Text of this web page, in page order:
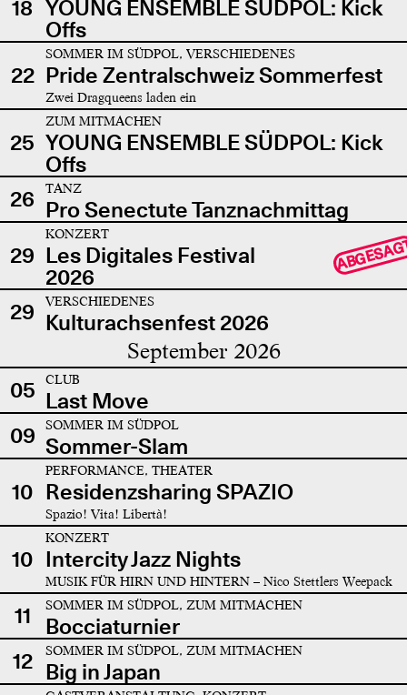
18 YOUNG ENSEMBLE SÜDPOL: Kick
Offs
22
SOMMER IM SÜDPOL, VERSCHIEDENES
Pride Zentralschweiz Sommerfest
Zwei Dragqueens laden ein
25
ZUM MITMACHEN
YOUNG ENSEMBLE SÜDPOL: Kick
Offs
26
TANZ
Pro Senectute Tanznachmittag
29
KONZERT
Les Digitales Festival
2026
29 VERSCHIEDENES
Kulturachsenfest 2026
September 2026
05 CLUB
Last Move
09
SOMMER IM SÜDPOL
Sommer-Slam
10
PERFORMANCE, THEATER
Residenzsharing SPAZIO
Spazio! Vita! Libertà!
10
KONZERT
Intercity Jazz Nights
MUSIK FÜR HIRN UND HINTERN – Nico Stettlers Weepack
11 SOMMER IM SÜDPOL, ZUM MITMACHEN
Bocciaturnier
12
SOMMER IM SÜDPOL, ZUM MITMACHEN
Big in Japan